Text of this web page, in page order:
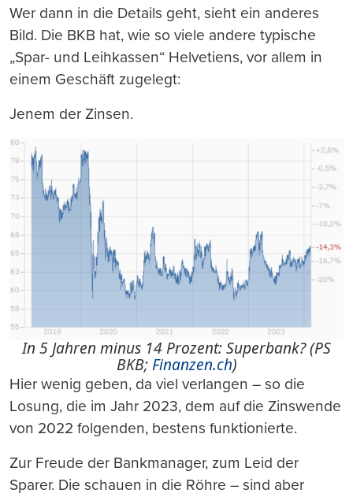
Wer dann in die Details geht, sieht ein anderes
Bild. Die BKB hat, wie so viele andere typische
„Spar- und Leihkassen“ Helvetiens, vor allem in
einem Geschäft zugelegt:
Jenem der Zinsen.
In 5 Jahren minus 14 Prozent: Superbank? (PS
BKB;Finanzen.ch)
Hier wenig geben, da viel verlangen – so die
Losung, die im Jahr 2023, dem auf die Zinswende
von 2022 folgenden, bestens funktionierte.
Zur Freude der Bankmanager, zum Leid der
Sparer. Die schauen in die Röhre – sind aber